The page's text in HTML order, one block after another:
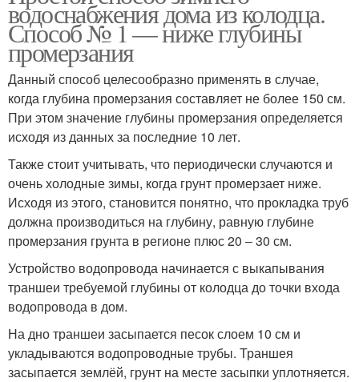
водоснабжения дома из колодца.
Способ № 1 — ниже глубины
промерзания
Данный способ целесообразно применять в случае,
когда глубина промерзания составляет не более 150 см.
При этом значение глубины промерзания определяется
исходя из данных за последние 10 лет.
Также стоит учитывать, что периодически случаются и
очень холодные зимы, когда грунт промерзает ниже.
Исходя из этого, становится понятно, что прокладка труб
должна производиться на глубину, равную глубине
промерзания грунта в регионе плюс 20 – 30 см.
Устройство водопровода начинается с выкапывания
траншеи требуемой глубины от колодца до точки входа
водопровода в дом.
На дно траншеи засыпается песок слоем 10 см и
укладываются водопроводные трубы. Траншея
засыпается землёй, грунт на месте засыпки уплотняется.